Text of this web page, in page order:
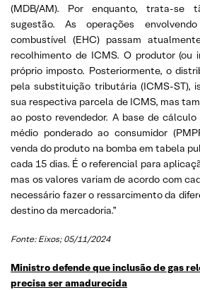
(MDB/AM). Por enquanto, trata-se
sugestão. As operações
combustível (EHC) passam
recolhimento de ICMS. O produtor (ou
próprio imposto. Posteriormente, o
pela substituição tributária (ICMS-ST),
sua respectiva parcela de ICMS, mas
ao posto revendedor. A base de
médio ponderado ao consumidor
venda do produto na bomba em tabela
cada 15 dias. É o referencial para
mas os valores variam de acordo com
necessário fazer o ressarcimento da
destino da mercadoria.”
Fonte: Eixos; 05/11/2024
Ministro defende que inclusão de gas
precisa ser amadurecida